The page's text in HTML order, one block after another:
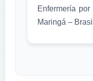
Enfermería
Maringá –